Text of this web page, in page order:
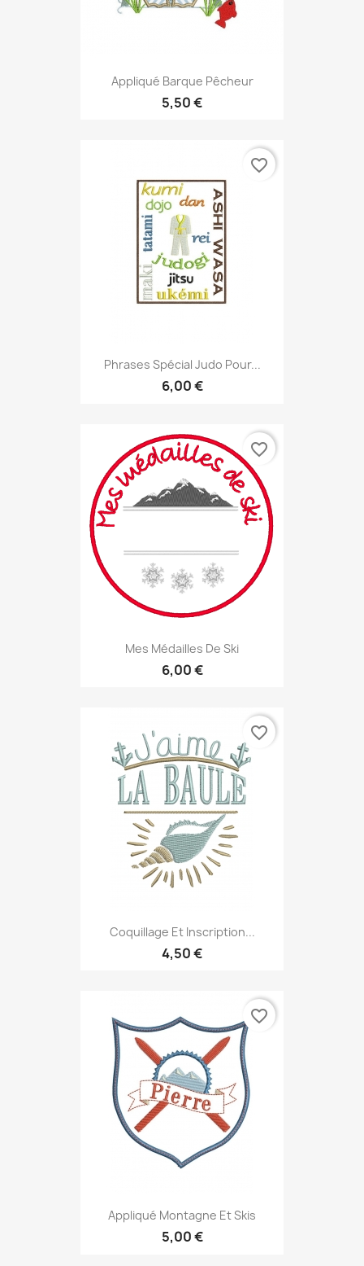
Appliqué Barque Pêcheur
5,50 €
Phrases Spécial Judo Pour...
6,00 €
favorite_border
Mes Médailles De Ski
6,00 €
favorite_border
Coquillage Et Inscription...
4,50 €
favorite_border
Appliqué Montagne Et Skis
5,00 €
favorite_border